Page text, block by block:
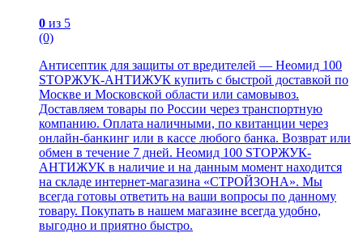
0 из 5
(0)
Антисептик для защиты от вредителей — Неомид 100
STOPЖУК-АНТИЖУК купить с быстрой доставкой по
Москве и Московской области или самовывоз.
Доставляем товары по России через транспортную
компанию. Оплата наличными, по квитанции через
онлайн-банкинг или в кассе любого банка. Возврат или
обмен в течение 7 дней. Неомид 100 STOPЖУК-
АНТИЖУК в наличие и на данным момент находится
на складе интернет-магазина «СТРОЙЗОНА». Мы
всегда готовы ответить на ваши вопросы по данному
товару. Покупать в нашем магазине всегда удобно,
выгодно и приятно быстро.